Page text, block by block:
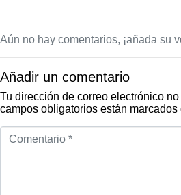
Aún no hay comentarios, ¡añada su
Añadir un comentario
Tu dirección de correo electrónico
campos obligatorios están marcados
Comentario